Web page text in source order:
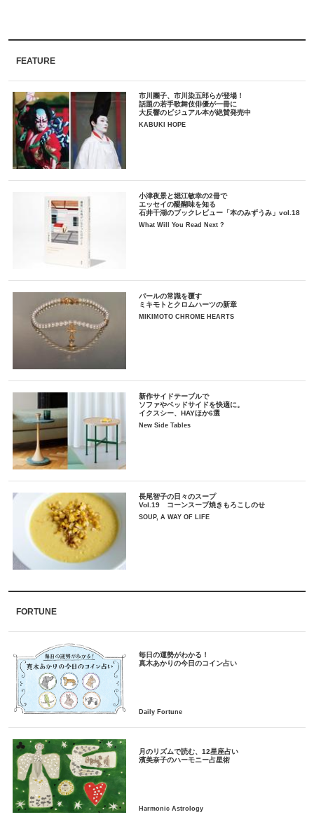
FEATURE
市川團子、市川染五郎らが登場！
話題の若手歌舞伎俳優が一冊に
大反響のビジュアル本が絶賛発売中
KABUKI HOPE
小津夜景と堀江敏幸の2冊で
エッセイの醍醐味を知る
石井千湖のブックレビュー「本のみずうみ」vol.18
What Will You Read Next ?
パールの常識を覆す
ミキモトとクロムハーツの新章
MIKIMOTO CHROME HEARTS
新作サイドテーブルで
ソファやベッドサイドを快適に。
イクスシー、HAYほか6選
New Side Tables
長尾智子の日々のスープ
Vol.19 コーンスープ焼きもろこしのせ
SOUP, A WAY OF LIFE
FORTUNE
毎日の運勢がわかる！
月のリズムで読む、12星座占い